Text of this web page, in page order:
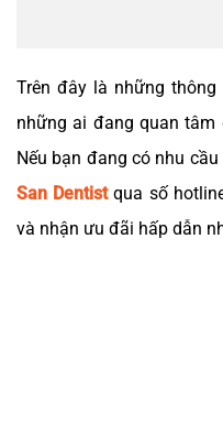
Trên đây là những
những ai đang quan
Nếu bạn đang có nhu
San Dentistqua số
và nhận ưu đãi hấp dẫn